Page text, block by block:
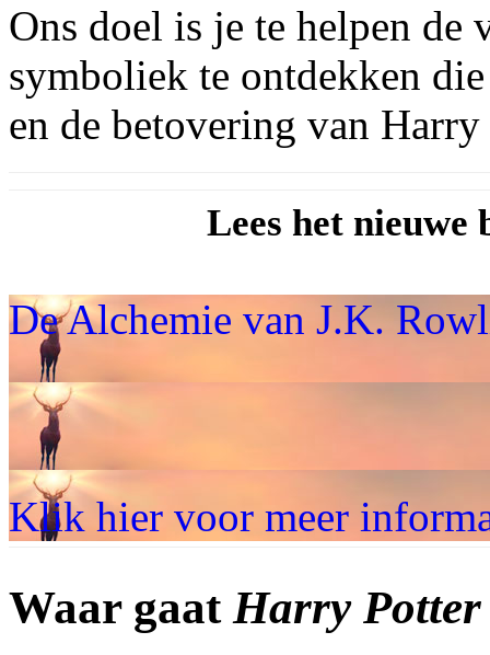
Ons doel is je te helpen de
symboliek te ontdekken
en de betovering van
Lees het nieuwe
De Alchemie van J.K.
Klik hier voor meer
Waar gaat Harry Potter